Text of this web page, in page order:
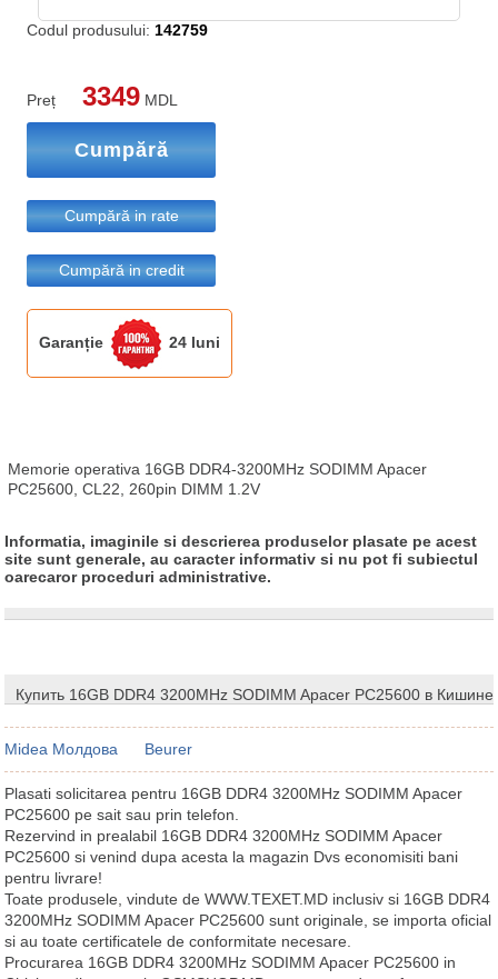
Codul produsului: 142759
Preț 3349 MDL
Cumpără
Cumpără in rate
Cumpără in credit
Garanție 24 luni
Memorie operativa 16GB DDR4-3200MHz SODIMM Apacer
PC25600, CL22, 260pin DIMM 1.2V
Informatia, imaginile si descrierea produselor plasate pe acest
site sunt generale, au caracter informativ si nu pot fi subiectul
oarecaror proceduri administrative.
Купить 16GB DDR4 3200MHz SODIMM Apacer PC25600 в
Midea Молдова Beurer
Plasati solicitarea pentru 16GB DDR4 3200MHz SODIMM Apacer
PC25600 pe sait sau prin telefon.
Rezervind in prealabil 16GB DDR4 3200MHz SODIMM Apacer
PC25600 si venind dupa acesta la magazin Dvs economisiti bani
pentru livrare!
Toate produsele, vindute de WWW.TEXET.MD inclusiv si 16GB DDR4
3200MHz SODIMM Apacer PC25600 sunt originale, se importa oficial
si au toate certificatele de conformitate necesare.
Procurarea 16GB DDR4 3200MHz SODIMM Apacer PC25600 in